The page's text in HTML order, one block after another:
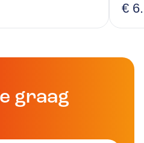
€
graag